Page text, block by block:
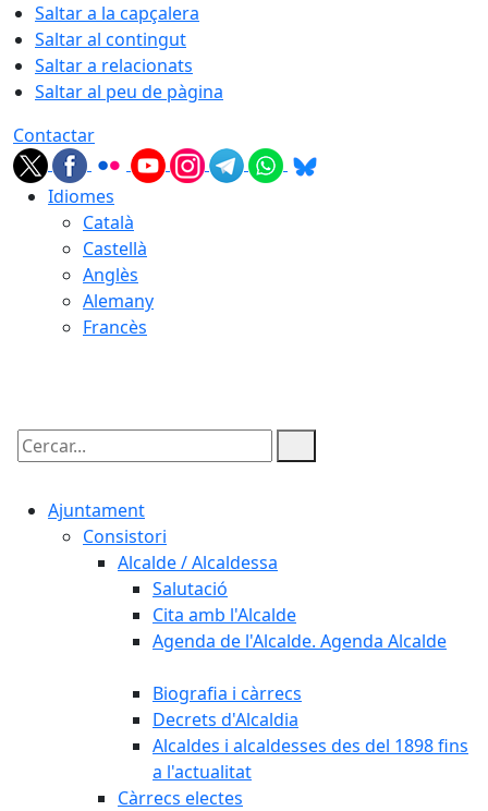
Saltar a la capçalera
Saltar al contingut
Saltar a relacionats
Saltar al peu de pàgina
Contactar
Idiomes
Català
Castellà
Anglès
Alemany
Francès
Cercar:
Ajuntament
Consistori
Alcalde / Alcaldessa
Salutació
Cita amb l'Alcalde
Agenda de l'Alcalde. Agenda Alcalde
Biografia i càrrecs
Decrets d'Alcaldia
Alcaldes i alcaldesses des del 1898 fins
a l'actualitat
Càrrecs electes